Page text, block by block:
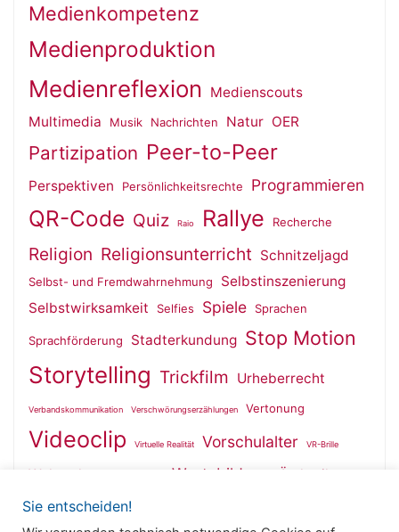
Medienkompetenz
Medienproduktion
Medienreflexion Medienscouts
Multimedia
Musik Nachrichten Natur OER
Partizipation Peer-to-Peer
Perspektiven Persönlichkeitsrechte Programmieren
QR-Code Quiz Raio Rallye Recherche
Religion Religionsunterricht Schnitzeljagd
Selbst- und Fremdwahrnehmung
Selbstinszenierung
Selbstwirksamkeit
Selfies Spiele Sprachen
Sprachförderung Stadterkundung Stop Motion
Storytelling Trickfilm Urheberrecht
Verbandskommunikation Verschwörungserzählungen Vertonung
Videoclip Virtuelle Realität Vorschulalter VR-Brille
Wahrnehmung Wertebildung Ästhetik
Sie entscheiden!